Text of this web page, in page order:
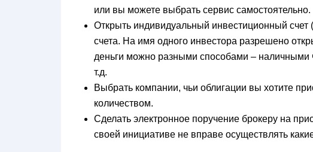
или вы можете выбрать сервис самостоятельно.
Открыть индивидуальный инвестиционный счет
счета. На имя одного инвестора разрешено
деньги можно разными способами – наличными
т.д.
Выбрать компании, чьи облигации вы хотите
количеством.
Сделать электронное поручение брокеру на
своей инициативе не вправе осуществлять